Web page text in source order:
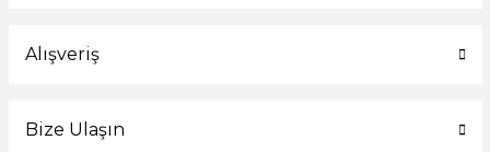
Alışveriş
Bize Ulaşın